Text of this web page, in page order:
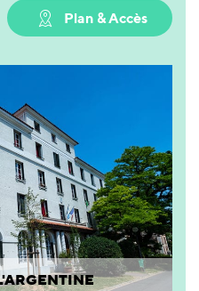
Plan & Accès